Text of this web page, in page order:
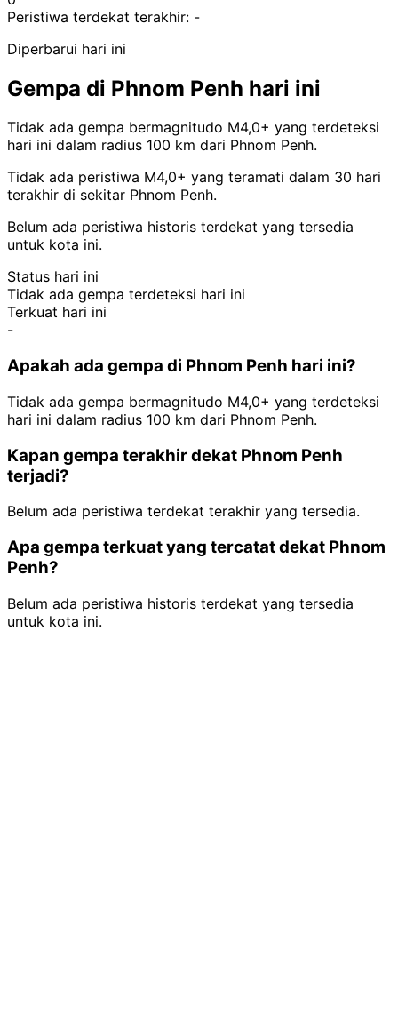
Peristiwa terdekat terakhir: -
Diperbarui hari ini
Gempa di Phnom Penh hari ini
Tidak ada gempa bermagnitudo M4,0+ yang terdeteksi
hari ini dalam radius 100 km dari Phnom Penh.
Tidak ada peristiwa M4,0+ yang teramati dalam 30 hari
terakhir di sekitar Phnom Penh.
Belum ada peristiwa historis terdekat yang tersedia
untuk kota ini.
Status hari ini
Tidak ada gempa terdeteksi hari ini
Terkuat hari ini
-
Apakah ada gempa di Phnom Penh hari ini?
Tidak ada gempa bermagnitudo M4,0+ yang terdeteksi
hari ini dalam radius 100 km dari Phnom Penh.
Kapan gempa terakhir dekat Phnom Penh
terjadi?
Belum ada peristiwa terdekat terakhir yang tersedia.
Apa gempa terkuat yang tercatat dekat Phnom
Penh?
Belum ada peristiwa historis terdekat yang tersedia
untuk kota ini.